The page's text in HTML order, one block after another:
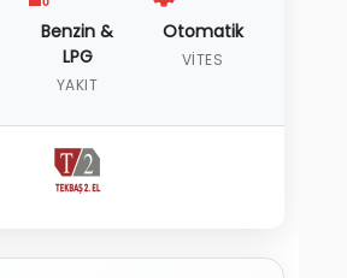
Benzin &
LPG
YAKIT
Otomatik
VITES